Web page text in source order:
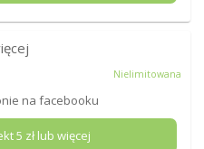
Nielimitowana
na facebooku
5 zł lub więcej